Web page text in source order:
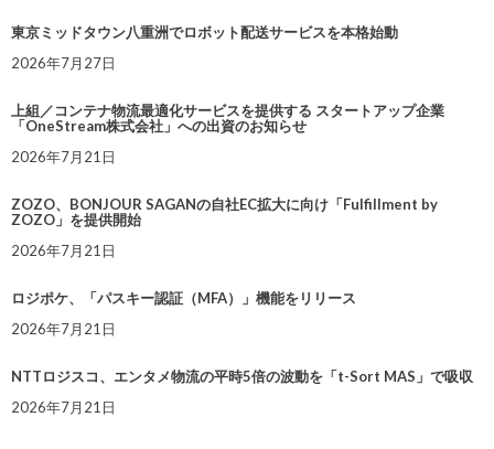
東京ミッドタウン八重洲でロボット配送サービスを本格始動
2026年7月27日
上組／コンテナ物流最適化サービスを提供する スタートアップ企業
「OneStream株式会社」への出資のお知らせ
2026年7月21日
ZOZO、BONJOUR SAGANの自社EC拡大に向け「Fulfillment by
ZOZO」を提供開始
2026年7月21日
ロジポケ、「パスキー認証（MFA）」機能をリリース
2026年7月21日
NTTロジスコ、エンタメ物流の平時5倍の波動を「t-Sort MAS」で吸収
2026年7月21日